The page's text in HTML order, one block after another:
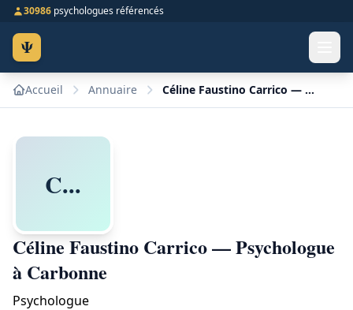
30986 psychologues référencés
Ψ
Accueil Annuaire Céline Faustino Carrico — Psychologue à Carbonne
C...
Céline Faustino Carrico — Psychologue
à Carbonne
Psychologue